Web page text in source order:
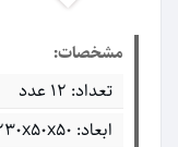
مشخصات:
تعداد: 12 عدد
ابعاد: ۲۳۰x۵۰x۵۰ میلی‌متر